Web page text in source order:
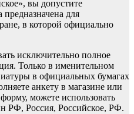
вы допустите
для
в которой официально
исключительно полное
Только в именительном
в официальных бумагах
анкету в магазине или
можете использовать
РФ, Россия, Российское, РФ.